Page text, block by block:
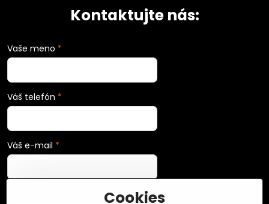
Kontaktujte nás:
Vaše meno *
Váš telefón *
Váš e-mail *
Cookies